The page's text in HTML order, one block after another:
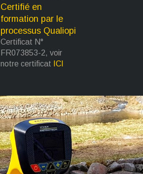
Certifié en
formation par le
processus Qualiopi
Certificat N°
FR073853-2, voir
notre certificat ICI